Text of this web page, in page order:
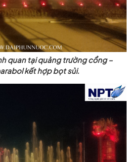
quan tại quảng trường cổng –
kết hợp bọt sủi.